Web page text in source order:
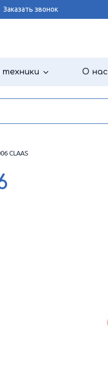
Заказать звонок
О нас
CLAAS